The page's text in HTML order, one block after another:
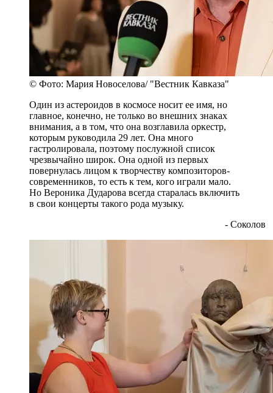
© Фото: Мария Новоселова/ "Вестник Кавказа"
Один из астероидов в космосе носит ее имя, но
главное, конечно, не только во внешних знаках
внимания, а в том, что она возглавила оркестр,
которым руководила 29 лет. Она много
гастролировала, поэтому послужной список
чрезвычайно широк. Она одной из первых
повернулась лицом к творчеству композиторов-
современников, то есть к тем, кого играли мало.
Но Вероника Дударова всегда старалась включить
в свои концерты такого рода музыку.
- Соколов